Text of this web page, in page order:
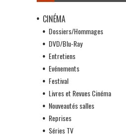
CINÉMA
Dossiers/Hommages
DVD/Blu-Ray
Entretiens
Evénements
Festival
Livres et Revues Cinéma
Nouveautés salles
Reprises
Séries TV